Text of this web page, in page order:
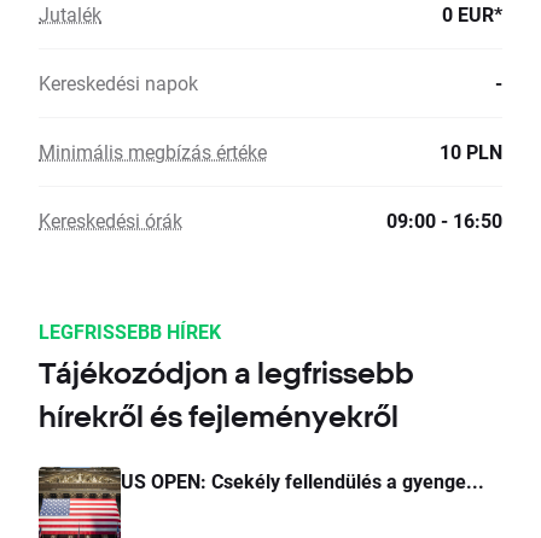
Jutalék 0 EUR*
Kereskedési napok -
Minimális megbízás értéke 10 PLN
Kereskedési órák 09:00 - 16:50
LEGFRISSEBB HÍREK
Tájékozódjon a legfrissebb
hírekről és fejleményekről
US OPEN: Csekély fellendülés a gyenge...